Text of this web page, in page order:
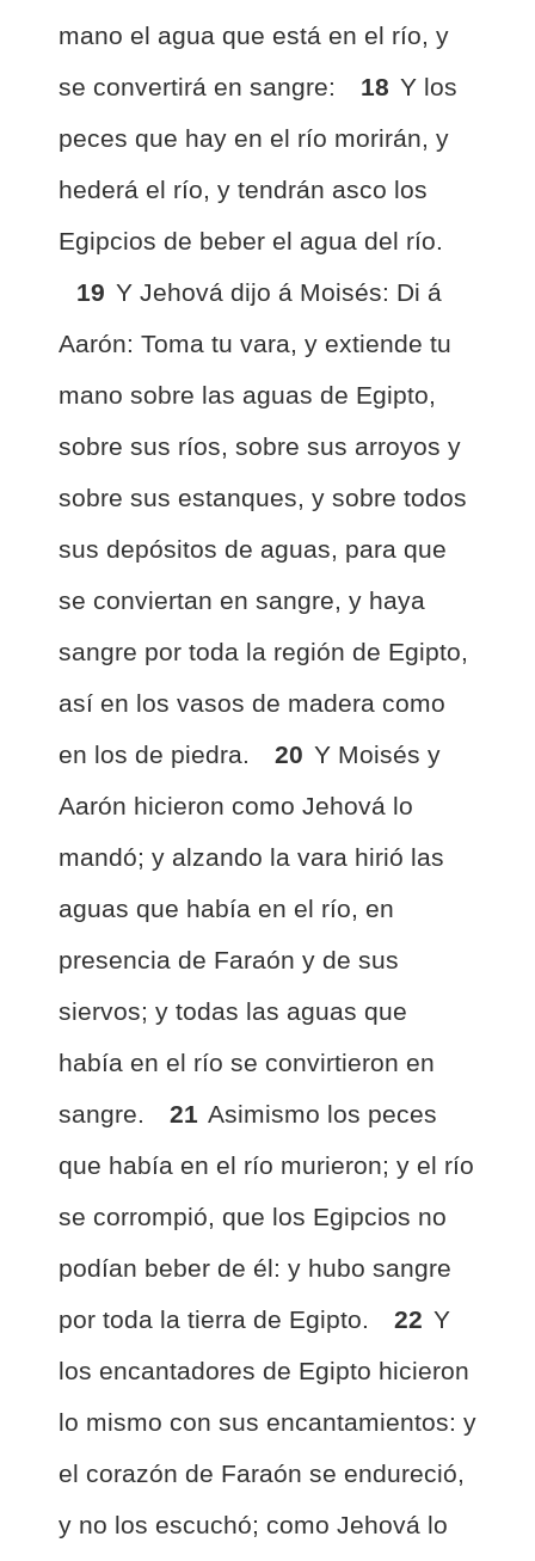
mano el agua que está en el río, y
se convertirá en sangre:
18 Y los
peces que hay en el río morirán, y
hederá el río, y tendrán asco los
Egipcios de beber el agua del río.
19 Y Jehová dijo á Moisés: Di á
Aarón: Toma tu vara, y extiende tu
mano sobre las aguas de Egipto,
sobre sus ríos, sobre sus arroyos y
sobre sus estanques, y sobre todos
sus depósitos de aguas, para que
se conviertan en sangre, y haya
sangre por toda la región de Egipto,
así en los vasos de madera como
en los de piedra.
20 Y Moisés y
Aarón hicieron como Jehová lo
mandó; y alzando la vara hirió las
aguas que había en el río, en
presencia de Faraón y de sus
siervos; y todas las aguas que
había en el río se convirtieron en
sangre.
21 Asimismo los peces
que había en el río murieron; y el río
se corrompió, que los Egipcios no
podían beber de él: y hubo sangre
por toda la tierra de Egipto.
22 Y
los encantadores de Egipto hicieron
lo mismo con sus encantamientos: y
el corazón de Faraón se endureció,
y no los escuchó; como Jehová lo